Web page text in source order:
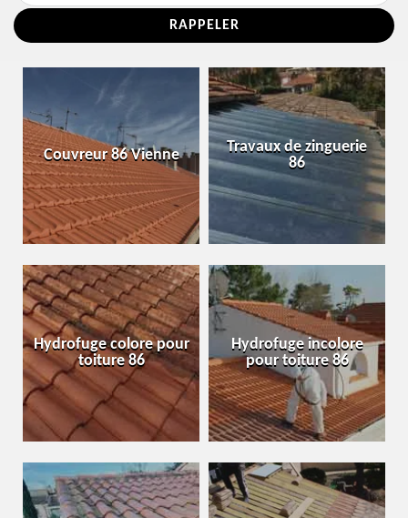
Couvreur 86 Vienne
Travaux de zinguerie
86
Hydrofuge colore pour
toiture 86
Hydrofuge incolore
pour toiture 86